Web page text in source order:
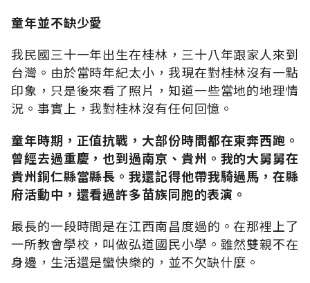
童年並不缺少愛
我民國三十一年出生在桂林，三十八年跟家人來到
台灣。由於當時年紀太小，我現在對桂林沒有一點
印象，只是後來看了照片，知道一些當地的地理情
況。事實上，我對桂林沒有任何回憶。
童年時期，正值抗戰，大部份時間都在東奔西跑。
曾經去過重慶，也到過南京、貴州。我的大舅舅在
貴州銅仁縣當縣長。我還記得他帶我騎過馬，在縣
府活動中，還看過許多苗族同胞的表演。
最長的一段時間是在江西南昌度過的。在那裡上了
一所教會學校，叫做弘道國民小學。雖然雙親不在
身邊，生活還是蠻快樂的，並不欠缺什麼。